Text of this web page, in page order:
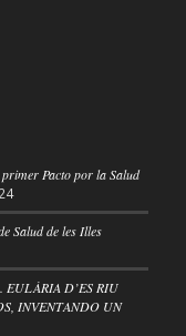
Pacto por la Salud
Salud de les Illes
EULÀRIA D’ES RIU
INVENTANDO UN